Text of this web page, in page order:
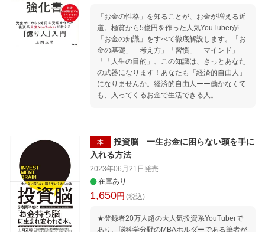
「お金の性格」を知ることが、お金が増える近
道。極貧から5億円を作った人気YouTuberが
「お金の知識」をすべて徹底解説します。「お
金の基礎」「考え方」「習慣」「マインド」
「「人生の目的」、この知識は、きっとあなた
の武器になります！あなたも「経済的自由人」
になりませんか。経済的自由人ーー働かなくて
も、入ってくるお金で生活できる人。
本
投資脳 一生お金に困らない頭を手に
入れる方法
2023年06月21日発売
在庫あり
1,650円 (税込)
★登録者20万人超の大人気投資系YouTuberで
あり、脳科学分野のMBAホルダーである筆者が